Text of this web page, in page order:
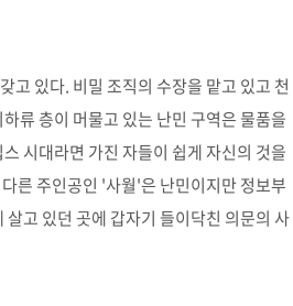
고 있다. 비밀 조직의 수장을 맡고 있고 천
류 층이 머물고 있는 난민 구역은 물품을
시대라면 가진 자들이 쉽게 자신의 것을
른 주인공인 '사월'은 난민이지만 정보부
고 있던 곳에 갑자기 들이닥친 의문의 사